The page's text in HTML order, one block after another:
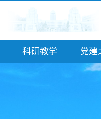
科研教学 党建